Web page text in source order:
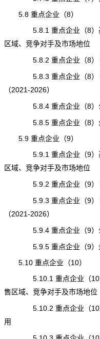
5.8 重点企业（8）
5.8.1 重点企业（8）基本
区域、竞争对手及市场地位
5.8.2 重点企业（8） 智
5.8.3 重点企业（8） 智
（2021-2026）
5.8.4 重点企业（8）公
5.8.5 重点企业（8）企
5.9 重点企业（9）
5.9.1 重点企业（9）基本
区域、竞争对手及市场地位
5.9.2 重点企业（9） 智
5.9.3 重点企业（9） 智
（2021-2026）
5.9.4 重点企业（9）公
5.9.5 重点企业（9）企
5.10 重点企业（10）
5.10.1 重点企业（10）
售区域、竞争对手及市场地位
5.10.2 重点企业（10）
用